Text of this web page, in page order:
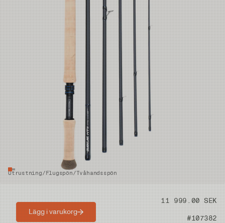
Utrustning/Flugspön/Tvåhandsspön
Pris 11 999.00 SEK
Artikelnummer #107382
Lägg i varukorg